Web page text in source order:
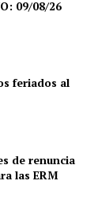
09/08/26
feriados al
de renuncia
las ERM